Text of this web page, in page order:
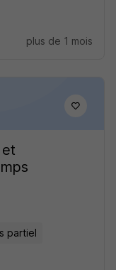
plus de 1 mois
partiel